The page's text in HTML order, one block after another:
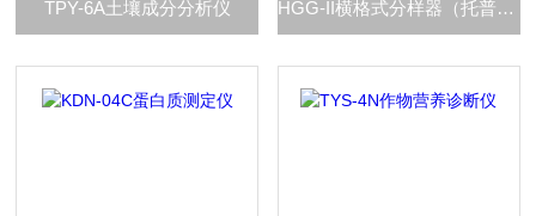
TPY-6A土壤成分分析仪 HGG-II横格式分样器（托普云农推荐）